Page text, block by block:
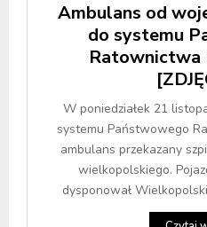
Ambulans od
do systemu
Ratownictwa
W poniedziałek 21
systemu Państwowego
ambulans przekazany
wielkopolskiego.
dysponował